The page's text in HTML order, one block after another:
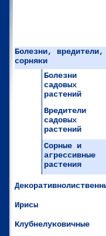
Болезни, вредители,
сорняки
Болезни
садовых
растений
Вредители
садовых
растений
Сорные и
агрессивные
растения
Ирисы
Клубнелуковичные